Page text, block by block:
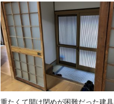
重たくて開け閉めが困難だった建具